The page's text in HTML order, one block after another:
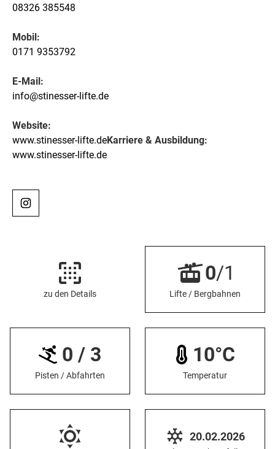
08326 385548
Mobil:
0171 9353792
E-Mail:
info@stinesser-lifte.de
Website:
www.stinesser-lifte.deKarriere & Ausbildung:
www.stinesser-lifte.de
zu den Details
0/1
Lifte / Bergbahnen
0 / 3
Pisten / Abfahrten
10°C
Temperatur
20.02.2026